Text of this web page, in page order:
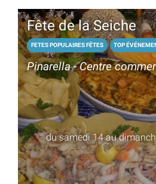
Fête de la Seiche
FETES POPULAIRES FÊTES TOP
Pinarella - Centre
du samedi 14 au